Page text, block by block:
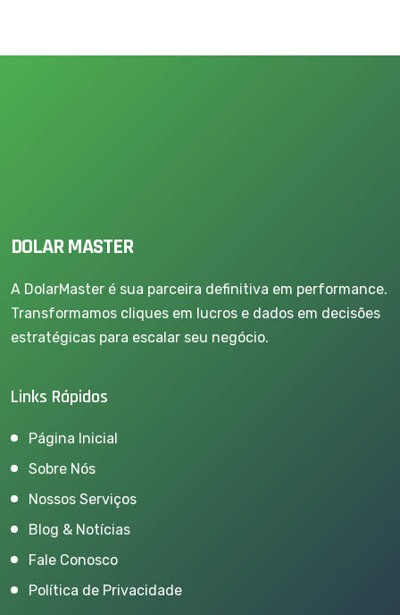
DOLAR MASTER
A DolarMaster é sua parceira definitiva em performance.
Transformamos cliques em lucros e dados em decisões
estratégicas para escalar seu negócio.
Links Rápidos
Página Inicial
Sobre Nós
Nossos Serviços
Blog & Notícias
Fale Conosco
Política de Privacidade